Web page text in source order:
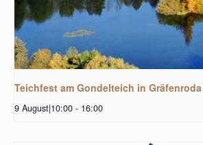
Teichfest am Gondelteich in Gräfenroda
9 August|10:00 - 16:00